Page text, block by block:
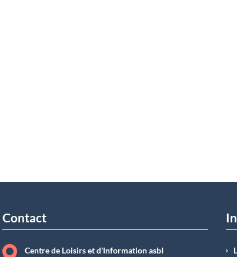
Contact
Centre de Loisirs et d'Information asbI